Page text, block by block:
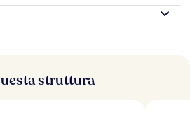
struttura